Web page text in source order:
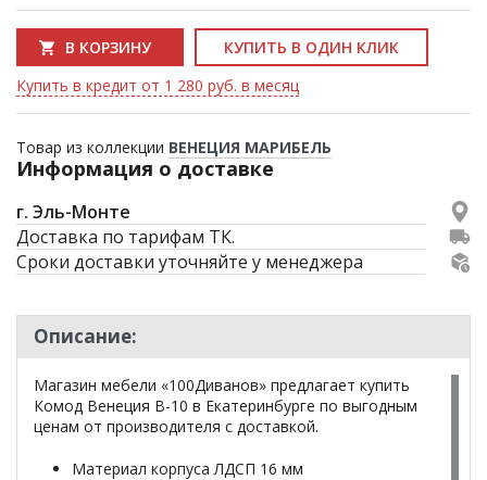
В КОРЗИНУ
КУПИТЬ В ОДИН КЛИК
Купить в кредит от 1 280 руб. в месяц
Товар из коллекции ВЕНЕЦИЯ МАРИБЕЛЬ
Информация о доставке
г. Эль-Монте
Доставка по тарифам ТК.
Сроки доставки уточняйте у менеджера
Описание:
Магазин мебели «100Диванов» предлагает купить
Комод Венеция В-10 в Екатеринбурге по выгодным
ценам от производителя с доставкой.
Материал корпуса ЛДСП 16 мм